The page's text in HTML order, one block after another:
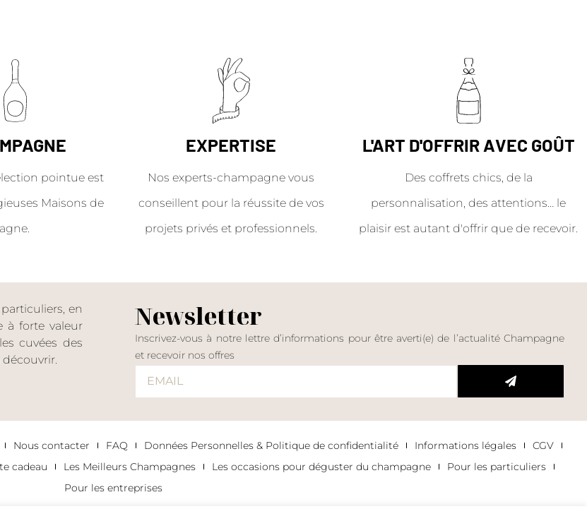
pointue est
Maisons de
EXPERTISE
Nos experts-champagne vous
conseillent pour la réussite de vos
projets privés et professionnels.
L'ART D'OFFRIR AVEC GOÛT
Des coffrets chics, de la
personnalisation, des attentions… le
plaisir est autant d'offrir que de recevoir.
en
à forte valeur
cuvées des
Newsletter
Inscrivez-vous à notre lettre d’informations pour être averti(e) de l’actualité Champagne
et recevoir nos offres
Nous contacter FAQ Données Personnelles & Politique de confidentialité Informations légales
CGV
cadeau Les Meilleurs Champagnes Les occasions pour déguster du champagne
Pour les particuliers
Pour les entreprises